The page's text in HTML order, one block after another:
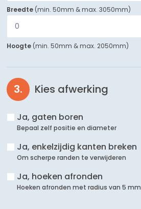
Breedte (min. 50mm &max. 3050mm)
Hoogte (min. 50mm &max. 2050mm)
Kies afwerking
Ja, gaten boren
Bepaal zelf positie en diameter
Ja, enkelzijdig kanten breken
Om scherpe randen te verwijderen
Ja, hoeken afronden
Hoeken afronden met radius van 5 mm